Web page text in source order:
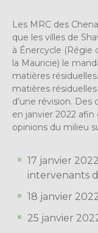
Les MRC des
que les villes de
à Énercycle (Régie
la Mauricie) le
matières
matières
d’une révision.
en janvier 2022
opinions du milieu
17 janvier
intervenants
18 janvier
25 janvier